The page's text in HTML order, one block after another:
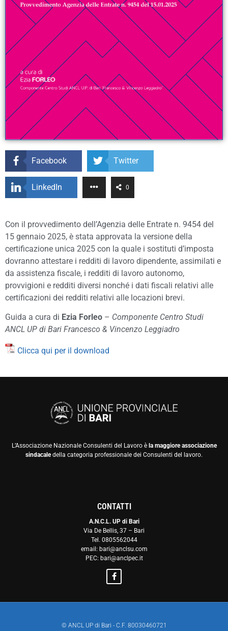
Facebook Twitter
LinkedIn 0
Con il provvedimento dell’Agenzia delle Entrate n. 9454 del
15 gennaio 2025, è stata approvata la versione della
certificazione unica 2025 con la quale i sostituti d’imposta
dovranno attestare i redditi di lavoro dipendente, assimilati e
da assistenza fiscale, i redditi di lavoro autonomo,
provvigioni e redditi diversi nonché i dati fiscali relativi alle
certificazioni dei redditi relativi alle locazioni brevi.
Guida a cura di Ezia Forleo – Componente Centro Studi
ANCL UP di Bari Francesco & Vincenzo Leggiadro
Clicca qui per il download
L’Associazione Nazionale Consulenti del Lavoro èla maggiore associazione
sindacaledella categoria professionale dei Consulenti del lavoro.
CONTATTI
A.N.C.L. UP di Bari
Via De Bellis, 37 – Bari
Tel. 0805562044
email: bari@anclsu.com
PEC: bari@anclpec.it
© ANCL UP di Bari - C.F. 80030460721